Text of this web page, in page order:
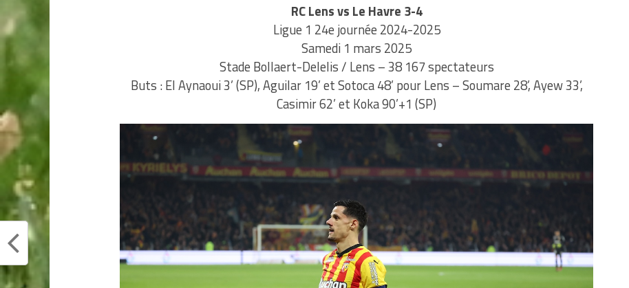
RC Lens vs Le Havre 3-4
Ligue 1 24e journée 2024-2025
Samedi 1 mars 2025
Stade Bollaert-Delelis / Lens – 38 167 spectateurs
Buts : El Aynaoui 3’ (SP), Aguilar 19’ et Sotoca 48’ pour Lens – Soumare 28’, Ayew 33’,
Casimir 62’ et Koka 90’+1 (SP)